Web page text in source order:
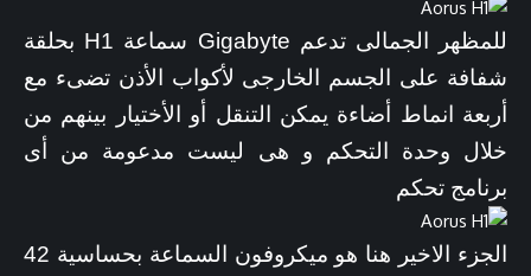
للمظهر الجمالى تدعم Gigabyte سماعة H1 بحلقة
شفافة على الجسم الخارجى لأكواب الأذن تضىء مع
أربعة انماط أضاءة يمكن التنقل أو الأختيار بينهم من
خلال وحدة التحكم و هى ليست مدعومة من أى
برنامج تحكم
الجزء الاخير هنا هو ميكروفون السماعة بحساسية 42